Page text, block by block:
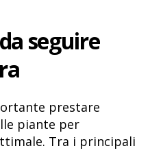
seguire
prestare
piante per
Tra i principali